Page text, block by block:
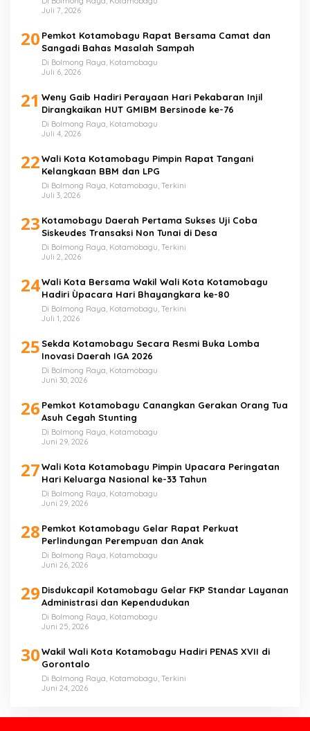
Juli 7, 2026
20 Pemkot Kotamobagu Rapat Bersama Camat dan
Sangadi Bahas Masalah Sampah
Di Bolmong Raya, Kotamobagu
Juli 6, 2026
21 Weny Gaib Hadiri Perayaan Hari Pekabaran Injil
Dirangkaikan HUT GMIBM Bersinode ke-76
Di Bolmong Raya, Kotamobagu
Juli 4, 2026
22Wali Kota Kotamobagu Pimpin Rapat Tangani
Kelangkaan BBM dan LPG
Di Bolmong Raya, Kotamobagu, Terkini
Juli 3, 2026
23 Kotamobagu Daerah Pertama Sukses Uji Coba
Siskeudes Transaksi Non Tunai di Desa
Di Bolmong Raya, Kotamobagu, Terkini
Juli 2, 2026
24Wali Kota Bersama Wakil Wali Kota Kotamobagu
Hadiri Ùpacara Hari Bhayangkara ke-80
Di Bolmong Raya, Kotamobagu, Terkini
Juli 1, 2026
25 Sekda Kotamobagu Secara Resmi Buka Lomba
Inovasi Daerah IGA 2026
Di Bolmong Raya, Kotamobagu
Juni 30, 2026
26 Pemkot Kotamobagu Canangkan Gerakan Orang Tua
Asuh Cegah Stunting
Di Bolmong Raya, Kotamobagu
Juni 29, 2026
27Wali Kota Kotamobagu Pimpin Upacara Peringatan
Hari Keluarga Nasional ke-33 Tahun
Di Bolmong Raya, Kotamobagu
Juni 29, 2026
28 Pemkot Kotamobagu Gelar Rapat Perkuat
Perlindungan Perempuan dan Anak
Di Bolmong Raya, Kotamobagu
Juni 26, 2026
29 Disdukcapil Kotamobagu Gelar FKP Standar Layanan
Administrasi dan Kependudukan
Di Bolmong Raya, Kotamobagu
Juni 25, 2026
30Wakil Wali Kota Kotamobagu Hadiri PENAS XVII di
Gorontalo
Di Bolmong Raya, Kotamobagu, Terkini
Juni 24, 2026